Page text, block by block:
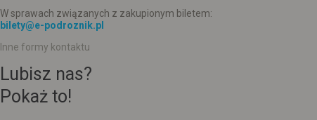
W sprawach związanych z zakupionym biletem:
bilety@e-podroznik.pl
Inne formy kontaktu
Lubisz nas?
Pokaż to!